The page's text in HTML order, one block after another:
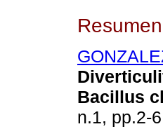
Resumen
Bacillus
n.1, pp.2-